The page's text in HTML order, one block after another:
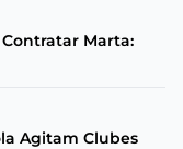
Marta:
Agitam Clubes